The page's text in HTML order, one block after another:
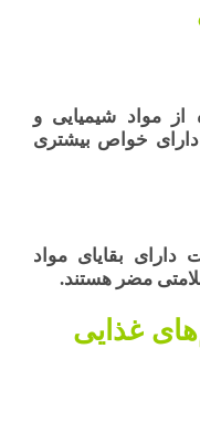
از مواد شیمیایی و
خواص بیشتری
بقایای مواد
مضر هستند.
غذایی